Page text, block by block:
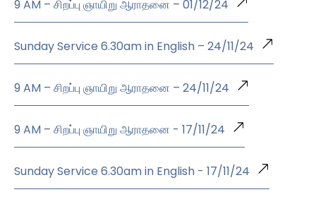
9 AM – சிறப்பு ஞாயிறு ஆராதனை – 01/12/24
Sunday Service 6.30am in English – 24/11/24
9 AM – சிறப்பு ஞாயிறு ஆராதனை – 24/11/24
9 AM – சிறப்பு ஞாயிறு ஆராதனை - 17/11/24
Sunday Service 6.30am in English - 17/11/24